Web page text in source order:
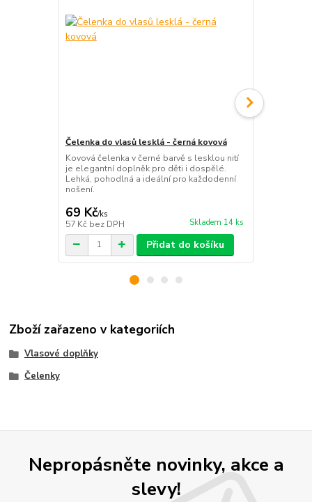
Čelenka do vlasů lesklá - černá kovová
Kovová čelenka v černé barvě s lesklou nití
je elegantní doplněk pro děti i dospělé.
Lehká, pohodlná a ideální pro každodenní
nošení.
69 Kč/ks
57 Kč bez DPH Skladem 14 ks
Přidat do košíku
Zboží zařazeno v kategoriích
Vlasové doplňky
Čelenky
Nepropásněte novinky, akce a
slevy!